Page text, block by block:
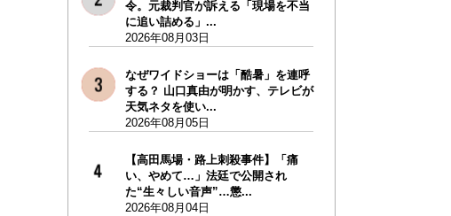
令。元裁判官が訴える「現場を不当
に追い詰める」...
2026年08月03日
なぜワイドショーは「酷暑」を連呼
する？ 山口真由が明かす、テレビが
天気ネタを使い...
2026年08月05日
【高田馬場・路上刺殺事件】「痛
い、やめて…」法廷で公開され
た“生々しい音声”…懲...
2026年08月04日